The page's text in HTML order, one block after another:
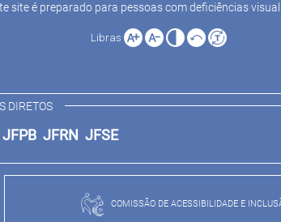
site é preparado para pessoas com deficiências
Libras
DIRETOS
JFPB JFRN JFSE
COMISSÃO DE ACESSIBILIDADE E